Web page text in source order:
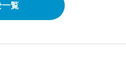
一覧